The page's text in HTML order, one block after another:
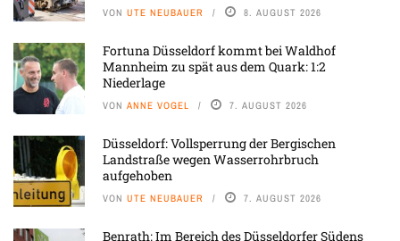
VON UTE NEUBAUER 8. AUGUST 2026
Fortuna Düsseldorf kommt bei Waldhof
Mannheim zu spät aus dem Quark: 1:2
Niederlage
VON ANNE VOGEL 7. AUGUST 2026
Düsseldorf: Vollsperrung der Bergischen
Landstraße wegen Wasserrohrbruch
aufgehoben
VON UTE NEUBAUER 7. AUGUST 2026
Benrath: Im Bereich des Düsseldorfer Südens